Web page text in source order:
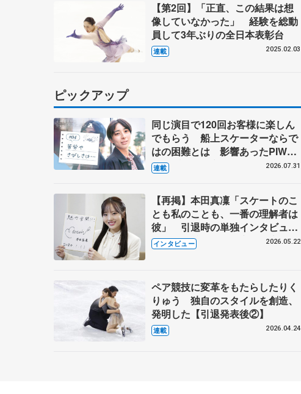
【第2回】「正直、この結果は想
像していなかった」 経験を総動
員して3年ぶりの全日本表彰台
連載 2025.02.03
ピックアップ
同じ演目で120回お客様に楽しん
でもらう 船上スケーターならで
はの困難とは 影響あったPIW前
キャプテン松永さんの存在
連載 2026.07.31
【再掲】本田真凜「スケートのこ
とも私のことも、一番の理解者は
彼」 引退時の単独インタビュー
で語った競技人生や家族、恋人、
これからの夢…
インタビュー 2026.05.22
ペア競技に変革をもたらしたりく
りゅう 独自のスタイルを創造、
発明した【引退発表後②】
連載 2026.04.24